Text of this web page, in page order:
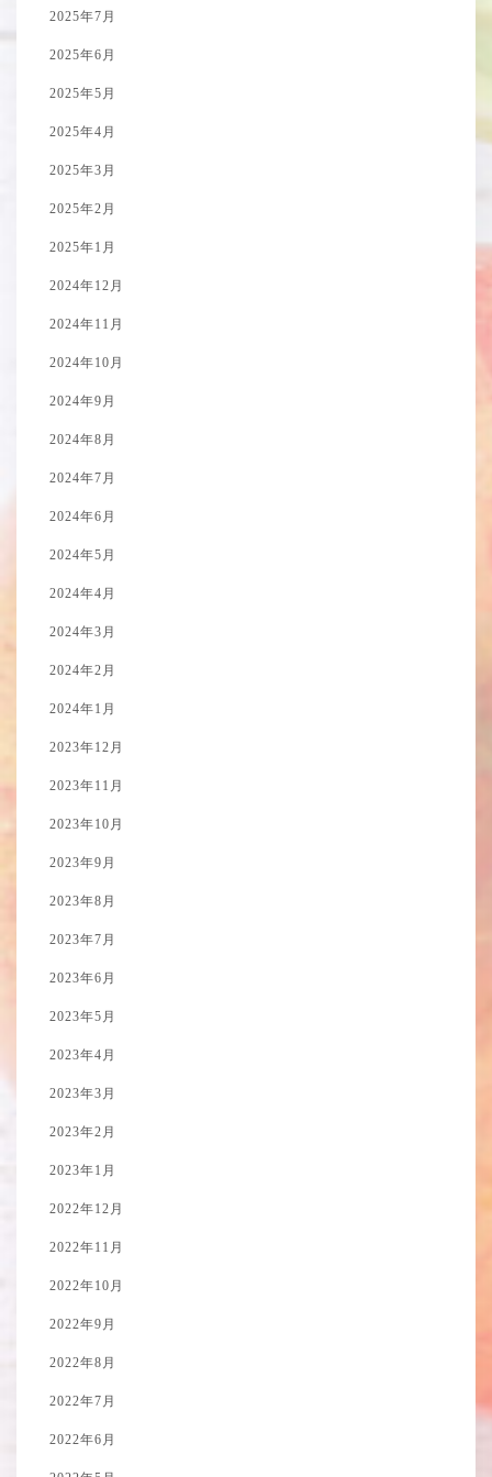
2025年7月
2025年6月
2025年5月
2025年4月
2025年3月
2025年2月
2025年1月
2024年12月
2024年11月
2024年10月
2024年9月
2024年8月
2024年7月
2024年6月
2024年5月
2024年4月
2024年3月
2024年2月
2024年1月
2023年12月
2023年11月
2023年10月
2023年9月
2023年8月
2023年7月
2023年6月
2023年5月
2023年4月
2023年3月
2023年2月
2023年1月
2022年12月
2022年11月
2022年10月
2022年9月
2022年8月
2022年7月
2022年6月